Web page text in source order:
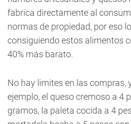
fabrica directamente al
normas de propiedad, por eso
consiguiendo estos alimentos
40% más barato.
No hay limites en las
ejemplo, el queso cremoso a 4
gramos, la paleta cocida a 4